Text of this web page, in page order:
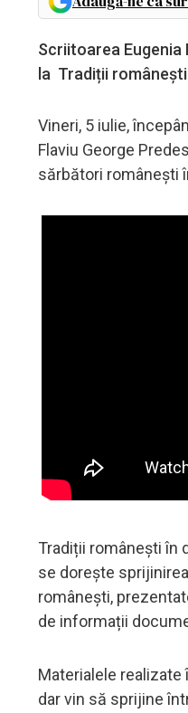
Scriitoarea Eugenia
la Tradiții
Vineri, 5 iulie,
Flaviu George
sărbători românești
Tradiții românești în
se dorește
românești,
de informații
Materialele
dar vin să sprijine